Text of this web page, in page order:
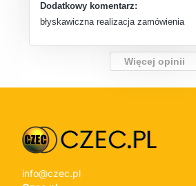
Dodatkowy komentarz:
błyskawiczna realizacja zamówienia
Więcej opinii
info@czec.pl